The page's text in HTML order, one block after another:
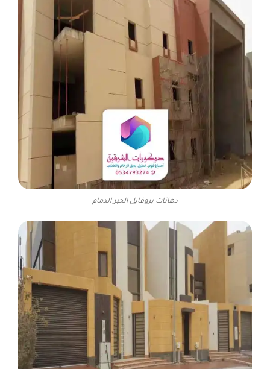
دهانات بروفايل الخبر الدمام